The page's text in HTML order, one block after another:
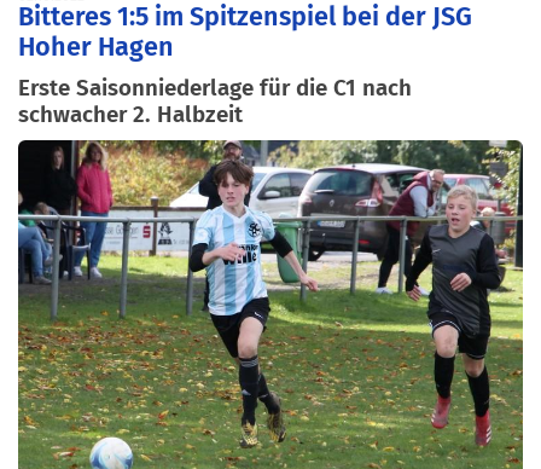
Bitteres 1:5 im Spitzenspiel bei der JSG
Hoher Hagen
Erste Saisonniederlage für die C1 nach
schwacher 2. Halbzeit